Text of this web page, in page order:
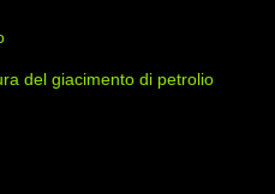
del giacimento di petrolio